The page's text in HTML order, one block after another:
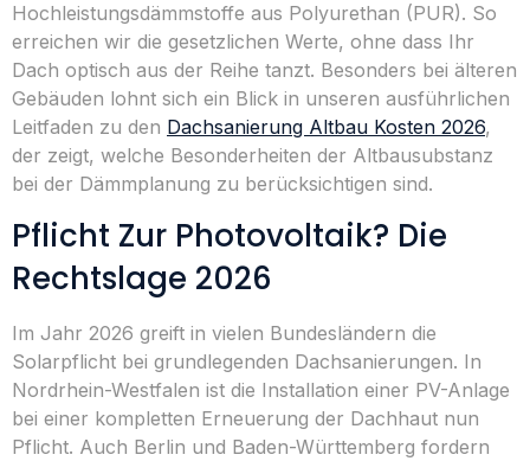
Hochleistungsdämmstoffe aus Polyurethan (PUR). So
erreichen wir die gesetzlichen Werte, ohne dass Ihr
Dach optisch aus der Reihe tanzt. Besonders bei älteren
Gebäuden lohnt sich ein Blick in unseren ausführlichen
Leitfaden zu den Dachsanierung Altbau Kosten 2026,
der zeigt, welche Besonderheiten der Altbausubstanz
bei der Dämmplanung zu berücksichtigen sind.
Pflicht Zur Photovoltaik? Die
Rechtslage 2026
Im Jahr 2026 greift in vielen Bundesländern die
Solarpflicht bei grundlegenden Dachsanierungen. In
Nordrhein-Westfalen ist die Installation einer PV-Anlage
bei einer kompletten Erneuerung der Dachhaut nun
Pflicht. Auch Berlin und Baden-Württemberg fordern